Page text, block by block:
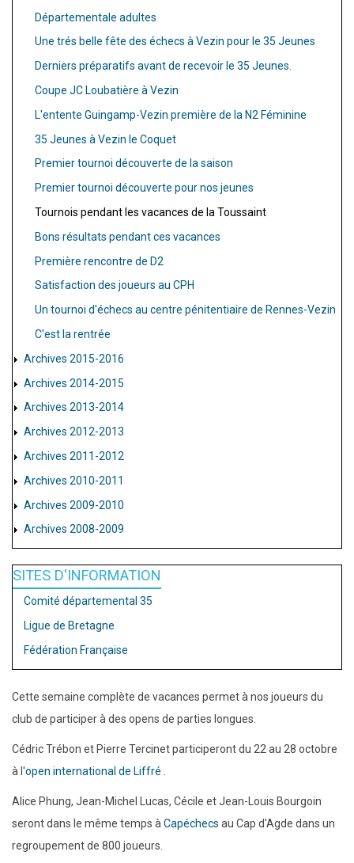
Départementale adultes
Une trés belle fête des échecs à Vezin pour le 35 Jeunes
Derniers préparatifs avant de recevoir le 35 Jeunes.
Coupe JC Loubatière à Vezin
L'entente Guingamp-Vezin première de la N2 Féminine
35 Jeunes à Vezin le Coquet
Premier tournoi découverte de la saison
Premier tournoi découverte pour nos jeunes
Tournois pendant les vacances de la Toussaint
Bons résultats pendant ces vacances
Première rencontre de D2
Satisfaction des joueurs au CPH
Un tournoi d'échecs au centre pénitentiaire de Rennes-Vezin
C'est la rentrée
Archives 2015-2016
Archives 2014-2015
Archives 2013-2014
Archives 2012-2013
Archives 2011-2012
Archives 2010-2011
Archives 2009-2010
Archives 2008-2009
SITES D'INFORMATION
Comité départemental 35
Ligue de Bretagne
Fédération Française
Cette semaine complète de vacances permet à nos joueurs du
club de participer à des opens de parties longues.
Cédric Trébon et Pierre Tercinet participeront du 22 au 28 octobre
à l'open international de Liffré
Alice Phung, Jean-Michel Lucas, Cécile et Jean-Louis Bourgoin
seront dans le même temps à Capéchecs au Cap d'Agde dans un
regroupement de 800 joueurs.